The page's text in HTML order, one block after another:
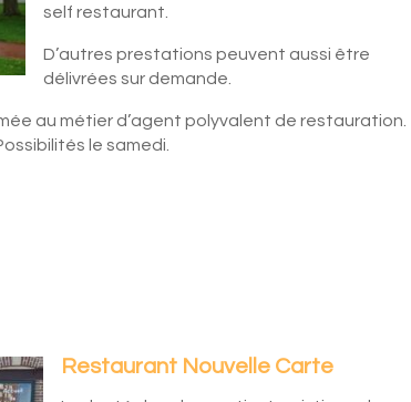
self restaurant.
D’autres prestations peuvent aussi être
délivrées sur demande.
au métier d’agent polyvalent de restauration.
le samedi.
Restaurant Nouvelle Carte